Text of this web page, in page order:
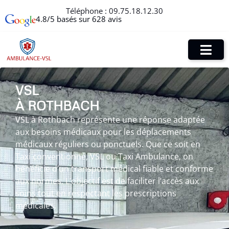
Téléphone : 09.75.18.12.30
4.8/5 basés sur 628 avis
VSL
À ROTHBACH
VSL à Rothbach représente une réponse adaptée
aux besoins médicaux pour les déplacements
médicaux réguliers ou ponctuels. Que ce soit en
Taxi conventionné, VSL ou Taxi Ambulance, on
bénéficie d’un transport médical fiable et conforme
aux normes. L’objectif est de faciliter l’accès aux
soins tout en respectant les prescriptions
médicales.